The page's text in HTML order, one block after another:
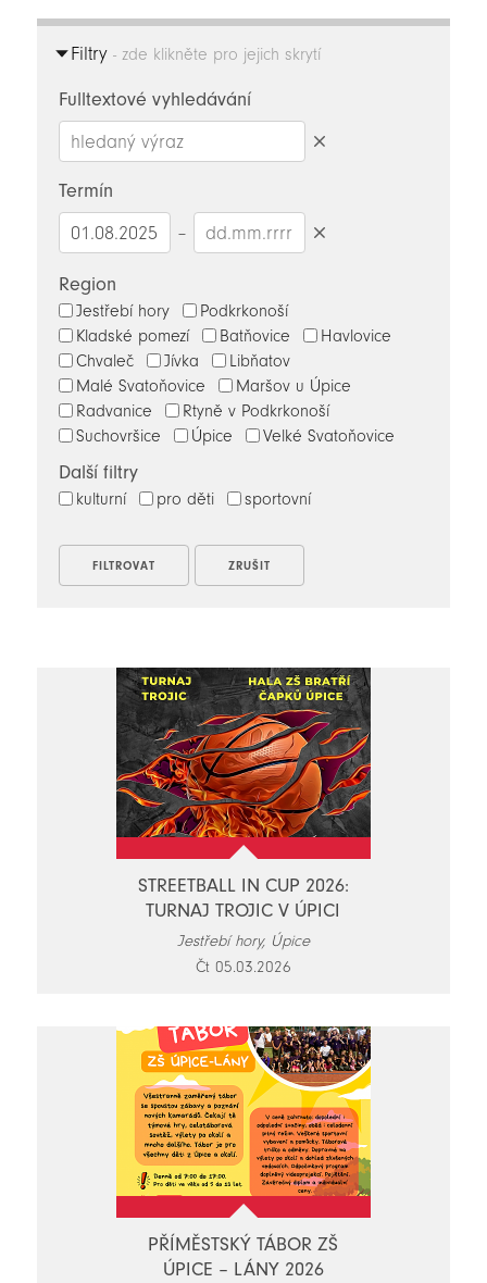
Feed
Filtry- zde klikněte pro jejich skrytí
Fulltextové vyhledávání
Termín
–
Region
Jestřebí hory
Podkrkonoší
Kladské pomezí
Batňovice
Havlovice
Chvaleč
Jívka
Libňatov
Malé Svatoňovice
Maršov u Úpice
Radvanice
Rtyně v Podkrkonoší
Suchovršice
Úpice Velké Svatoňovice
Další filtry
kulturní pro děti sportovní
STREETBALL IN CUP 2026:
TURNAJ TROJIC V ÚPICI
Jestřebí hory, Úpice
Čt 05.03.2026
PŘÍMĚSTSKÝ TÁBOR ZŠ
ÚPICE – LÁNY 2026